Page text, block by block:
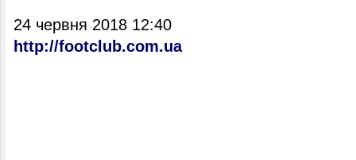
24 червня 2018 12:40
http://footclub.com.ua